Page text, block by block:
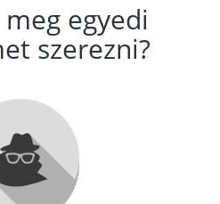
egyedi
szerezni?